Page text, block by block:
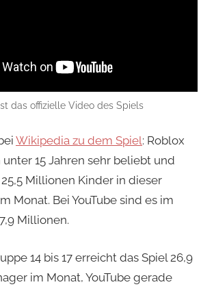
das offizielle Video des Spiels
Wikipedia zu dem Spiel: Roblox
15 Jahren sehr beliebt und
Millionen Kinder in dieser
Monat. Bei YouTube sind es im
Millionen.
14 bis 17 erreicht das Spiel 26,9
im Monat, YouTube gerade